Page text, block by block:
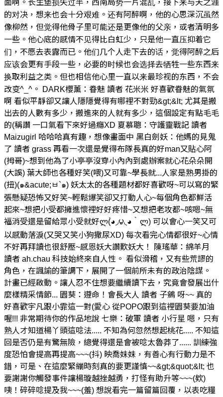
面啊。长生堡损失过半，西南局势一片混乱，接下来与天之涯
的对决，想来也会十分艰难。还有阿醉啊，他的心思深沉虽然
像柳然，但觉得他骨子里可能还是更像他的父亲，或者清明多
一些。他心底的感情不见得比白虹少，只是他一直压抑着它
们，不愿去表露而已。他们几个人走下去的话，觉得阿醉之后
应该会更有手段一些，必要的时候也会选择去牺牲一些东西来
换取利益之类。但也相信他心里一直以来最珍视的东西，不会
改变^_^。 DARK櫻薰：眷魅 讀者 花米米 好喜歡眷魅的氣氛
啊 看似平靜卻又讓人隱隱覺得有哪裡不對勁&gt;&lt; 尤其是搬
出去的人數有多少，搬進來的人就有多少，這個設定有點毛毛
的(稱讚 一口氣看下來好過癮XD 夏慕聰：守護靈戰記 讀者
Maizugirl 哈哈哈真有趣，想像畫面中 黑白劍妖：他媽的見鬼
了 讀者 grass 再看一次還是覺得布隊長真的好man又貼心阿
(拇哥)~想到他為了小亭亭沒穿小內內到處辦案就心花朵朵開
(大誤) 葉大師也各種好笑(喂)又可靠~學長就...人家是熟男掛的
(扭)(๑&acute;ㅂ`๑) 妖太太的各種題材都好喜歡呀~可以寫的緊
張懸疑恐怖又好笑~輕鬆爆笑卻又打動人心~每個角色都鮮活
起來~想把小受都擁進懷裡好好疼惜~又想把老攻都~咳嗯~無
福消受還是留給眾小受就好ლ(́◕◞౪◟◕‵ლ) 可以會心一笑又可
以感動落淚(又哭又笑小狗撒尿XD) 每次看完心情都很好~心情
不好再拜讀也很舒壓~感恩妖大讚歎妖大！ 陳瑤華：綿羊月
讀者 ah.chau 科技始終來自人性。 看似滑稽，又有些荒謬的
角色，在諷諭的筆調下，展開了一個前所未有的政治陰謀。
計畫已經啟動。讓人忍不住想要繼續讀下去，究竟會發展出什
麼樣精采情節... 園葵：遵命！會長大人 讀者 子鵷 呀~~ 真的
好喜歡宇凡跟小霏這一對(愛心 從POPO跟到這裡園葵要加油
喔!!! 非常期待你的作品地說 七樂：破軍 讀者 小行星 嗯，只有
熟人才知道楊丫頭這唸法..... 不知為何忽然想起桃花..... 不知這
回是否仍是有驚無險，總覺得還是會被唸太魯莽了...... 訓練強
度恐怕會提高再提高~~~(抖) 映喬妹妹，有善心有行動力是不
錯，可是、在這麼緊繃時刻真的要更謹慎~~&gt;&quot;&lt; 也
要謝謝你觸發事件讓楊璇越挫越勇，打怪有助升等~~~(欸)
咦！碎碎唸提及我~~~(羞) 想說看完一篇留篇回覆，以表吃糧